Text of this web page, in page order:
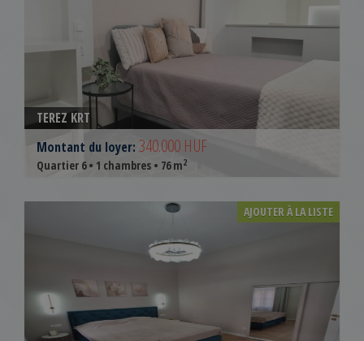
TEREZ KRT
Montant du loyer: 340.000 HUF
Quartier 6 • 1 chambres • 76 m2
AJOUTER À LA LISTE